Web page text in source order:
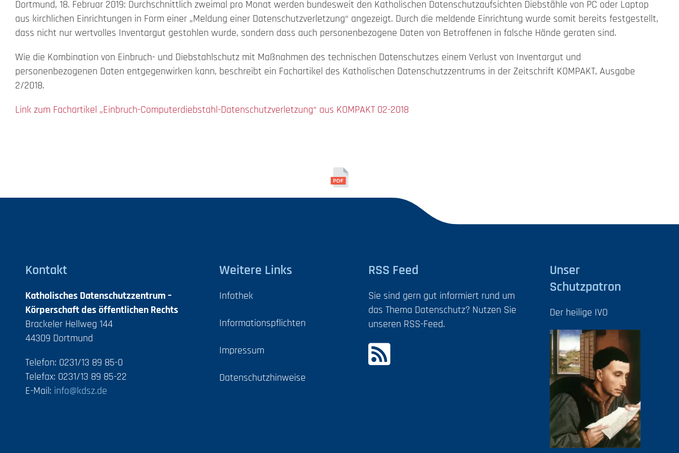
Beschwerde
Kontakt
Search
for:
Dortmund, 18. Februar 2019: Durchschnittlich zweimal pro Monat werden bundesweit den Katholischen Datenschutzaufsichten Diebstähle von PC oder Laptop
aus kirchlichen Einrichtungen in Form einer „Meldung einer Datenschutzverletzung“ angezeigt. Durch die meldende Einrichtung wurde somit bereits festgestellt,
dass nicht nur wertvolles Inventargut gestohlen wurde, sondern dass auch personenbezogene Daten von Betroffenen in falsche Hände geraten sind.
Wie die Kombination von Einbruch- und Diebstahlschutz mit Maßnahmen des technischen Datenschutzes einem Verlust von Inventargut und
personenbezogenen Daten entgegenwirken kann, beschreibt ein Fachartikel des Katholischen Datenschutzzentrums in der Zeitschrift KOMPAKT, Ausgabe
2/2018.
Link zum Fachartikel „Einbruch-Computerdiebstahl-Datenschutzverletzung“ aus KOMPAKT 02-2018
Kontakt
Katholisches Datenschutzzentrum –
Körperschaft des öffentlichen Rechts
Brackeler Hellweg 144
44309 Dortmund
Telefon: 0231/13 89 85-0
Telefax: 0231/13 89 85-22
E-Mail: info@kdsz.de
Weitere Links
Infothek
Informationspflichten
Impressum
Datenschutzhinweise
RSS Feed
Sie sind gern gut informiert rund um
das Thema Datenschutz? Nutzen Sie
unseren RSS-Feed.
Unser
Schutzpatron
Der heilige IVO